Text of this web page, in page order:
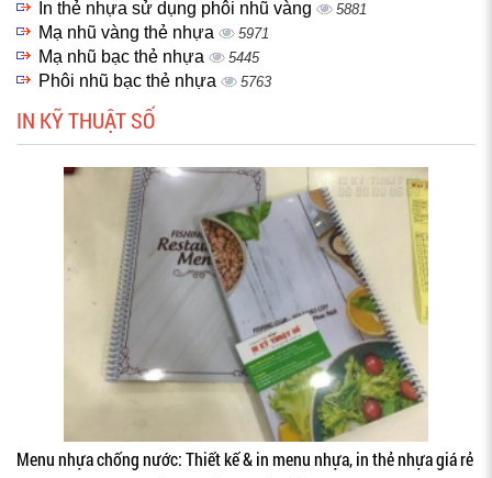
In thẻ nhựa sử dụng phôi nhũ vàng 5881
Mạ nhũ vàng thẻ nhựa 5971
Mạ nhũ bạc thẻ nhựa 5445
Phôi nhũ bạc thẻ nhựa 5763
IN KỸ THUẬT SỐ
Menu nhựa chống nước: Thiết kế & in menu nhựa, in thẻ nhựa giá rẻ